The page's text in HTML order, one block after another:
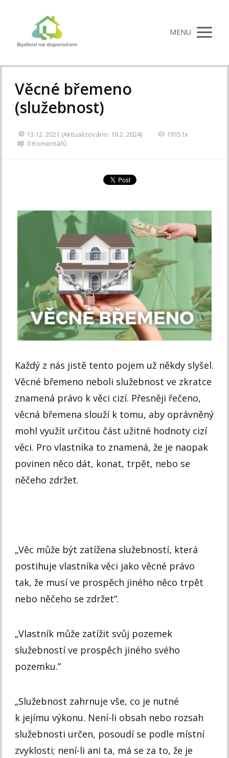
MENU
Věcné břemeno
(služebnost)
13.12. 2021 (Aktualizováno: 19.2. 2024)
19151x
0 Komentářů
Každý z nás jistě tento pojem už někdy slyšel.
Věcné břemeno neboli služebnost ve zkratce
znamená právo k věci cizí. Přesněji řečeno,
věcná břemena slouží k tomu, aby oprávněný
mohl využít určitou část užitné hodnoty cizí
věci. Pro vlastníka to znamená, že je naopak
povinen něco dát, konat, trpět, nebo se
něčeho zdržet.
„Věc může být zatížena služebností, která
postihuje vlastníka věci jako věcné právo
tak, že musí ve prospěch jiného něco trpět
nebo něčeho se zdržet”.
„Vlastník může zatížit svůj pozemek
služebností ve prospěch jiného svého
pozemku.”
„Služebnost zahrnuje vše, co je nutné
k jejímu výkonu. Není-li obsah nebo rozsah
služebnosti určen, posoudí se podle místní
zvyklosti; není-li ani ta, má se za to, že je